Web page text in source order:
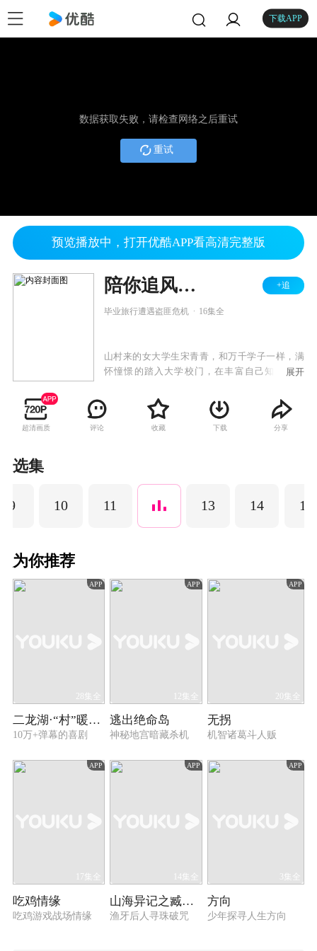
下载APP
数据获取失败，请检查网络之后重试
重试
预览播放中，打开优酷APP看高清完整版
陪你追风逐浪 +追
毕业旅行遭遇盗匪危机 16集全
山村来的女大学生宋青青，和万千学子一样，满
怀憧憬的踏入大学校门，在丰富自己知识的同
中，宋青青几人无意间闯入一场盗匪的交易之
中，毕业旅行变成了一场考验生死的冒险之旅。
展开
超清画质 评论 收藏 下载 分享
选集
9 10 11 13 14 15
为你推荐
APP
28集全
二龙湖·“村”暖花开2
10万+弹幕的喜剧
APP
12集全
逃出绝命岛
神秘地宫暗藏杀机
APP
20集全
无拐
机智诸葛斗人贩
APP
17集全
吃鸡情缘
吃鸡游戏战场情缘
APP
14集全
山海异记之臧海沉珠
渔牙后人寻珠破咒
APP
3集全
方向
少年探寻人生方向